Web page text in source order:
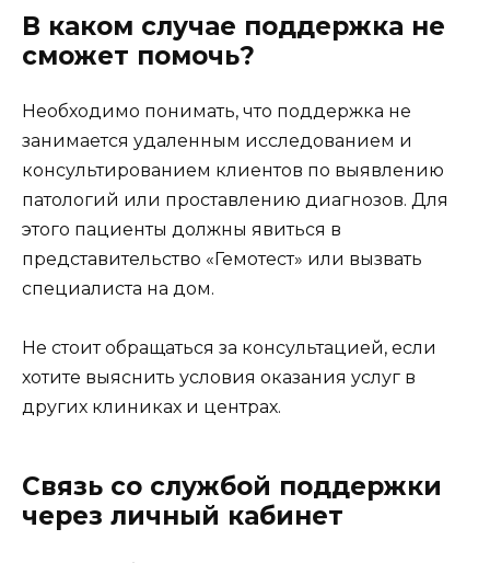
В каком случае поддержка не
сможет помочь?
Необходимо понимать, что поддержка не
занимается удаленным исследованием и
консультированием клиентов по выявлению
патологий или проставлению диагнозов. Для
этого пациенты должны явиться в
представительство «Гемотест» или вызвать
специалиста на дом.
Не стоит обращаться за консультацией, если
хотите выяснить условия оказания услуг в
других клиниках и центрах.
Связь со службой поддержки
через личный кабинет